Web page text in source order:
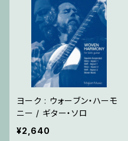
ヨーク : ウォーブン・ハーモ
ニー / ギター・ソロ
¥2,640